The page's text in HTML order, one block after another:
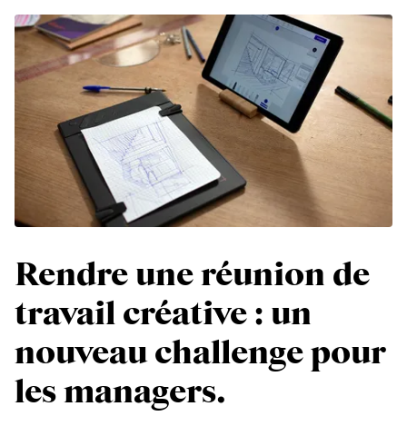
Rendre une réunion de
travail créative : un
nouveau challenge pour
les managers.